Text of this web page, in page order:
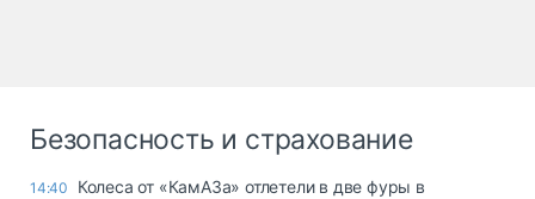
Безопасность и страхование
14:40
Колеса от «КамАЗа» отлетели в две фуры в